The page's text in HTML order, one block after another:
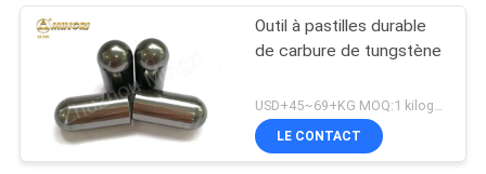
Outil à pastilles durable
de carbure de tungstène
LE CONTACT